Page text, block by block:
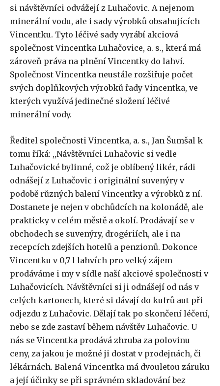
si návštěvníci odvážejí z Luhačovic. A nejenom
minerální vodu, ale i sady výrobků obsahujících
Vincentku. Tyto léčivé sady vyrábí akciová
společnost Vincentka Luhačovice, a. s., která má
zároveň práva na plnění Vincentky do lahví.
Společnost Vincentka neustále rozšiřuje počet
svých doplňkových výrobků řady Vincentka, ve
kterých využívá jedinečné složení léčivé
minerální vody.
Ředitel společnosti Vincentka, a. s., Jan Šumšal k
tomu říká: ,,Návštěvníci Luhačovic si vedle
Luhačovické bylinné, což je oblíbený likér, rádi
odnášejí z Luhačovic i originální suvenýry v
podobě různých balení Vincentky a výrobků z ní.
Dostanete je nejen v obchůdcích na kolonádě, ale
prakticky v celém městě a okolí. Prodávají se v
obchodech se suvenýry, drogériích, ale i na
recepcích zdejších hotelů a penzionů. Dokonce
Vincentku v 0,7 l lahvích pro velký zájem
prodáváme i my v sídle naší akciové společnosti v
Luhačovicích. Návštěvníci si ji odnášejí od nás v
celých kartonech, které si dávají do kufrů aut při
odjezdu z Luhačovic. Dělají tak po skončení léčení,
nebo se zde zastaví během návštěv Luhačovic. U
nás se Vincentka prodává zhruba za polovinu
ceny, za jakou je možné ji dostat v prodejnách, či
lékárnách. Balená Vincentka má dvouletou záruku
a její účinky se při správném skladování bez